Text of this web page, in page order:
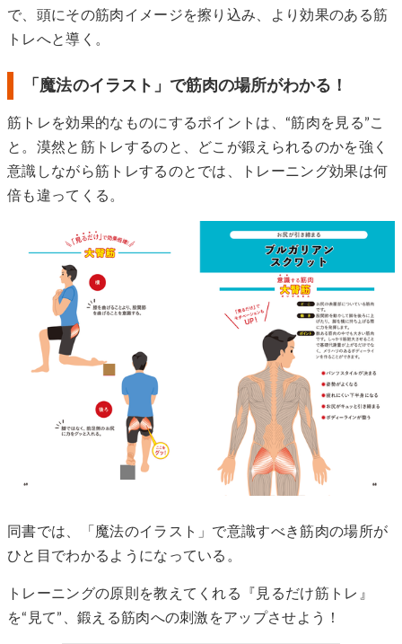
で、頭にその筋肉イメージを擦り込み、より効果のある筋
トレへと導く。
「魔法のイラスト」で筋肉の場所がわかる！
筋トレを効果的なものにするポイントは、“筋肉を見る”こ
と。漠然と筋トレするのと、どこが鍛えられるのかを強く
意識しながら筋トレするのとでは、トレーニング効果は何
倍も違ってくる。
同書では、「魔法のイラスト」で意識すべき筋肉の場所が
ひと目でわかるようになっている。
トレーニングの原則を教えてくれる『見るだけ筋トレ』
を“見て”、鍛える筋肉への刺激をアップさせよう！